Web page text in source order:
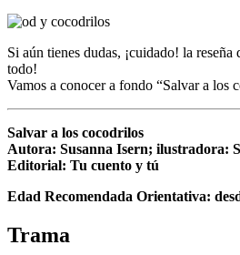
Si aún tienes dudas, ¡cuidado! la
todo!
Vamos a conocer a fondo “Salvar a los
Salvar a los cocodrilos
Autora: Susanna Isern; ilustradora:
Editorial: Tu cuento y tú
Edad Recomendada Orientativa:
Trama